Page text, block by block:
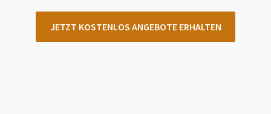
JETZT KOSTENLOS ANGEBOTE ERHALTEN